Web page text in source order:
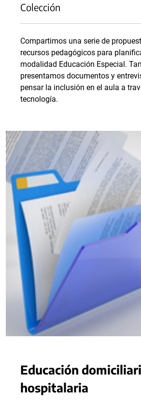
Colección
Compartimos una serie de
recursos pedagógicos para
modalidad Educación Especial.
presentamos documentos y
pensar la inclusión en el aula a
tecnología.
Educación
hospitalaria